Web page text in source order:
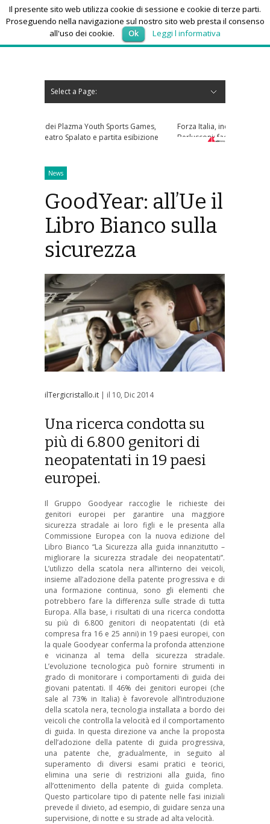
giovedì 6, Agosto 2026
Select a Page:
Games,
esibizione
Forza Italia, incontro tra Tajani e Marina
Berlusconi: faccia a faccia a fine mese
News
GoodYear: all’Ue il
Libro Bianco sulla
sicurezza
ilTergicristallo.it | il 10, Dic 2014
Una ricerca condotta su
più di 6.800 genitori di
neopatentati in 19 paesi
europei.
Il Gruppo Goodyear raccoglie le richieste dei
genitori europei per garantire una maggiore
sicurezza stradale ai loro figli e le presenta alla
Commissione Europea con la nuova edizione del
Libro Bianco “La Sicurezza alla guida innanzitutto –
migliorare la sicurezza stradale dei neopatentati”.
L’utilizzo della scatola nera all’interno dei veicoli,
insieme all’adozione della patente progressiva e di
una formazione continua, sono gli elementi che
potrebbero fare la differenza sulle strade di tutta
Europa. Alla base, i risultati di una ricerca condotta
su più di 6.800 genitori di neopatentati (di età
compresa fra 16 e 25 anni) in 19 paesi europei, con
la quale Goodyear conferma la profonda attenzione
e vicinanza al tema della sicurezza stradale.
L’evoluzione tecnologica può fornire strumenti in
grado di monitorare i comportamenti di guida dei
giovani patentati. Il 46% dei genitori europei (che
sale al 73% in Italia) è favorevole all’introduzione
della scatola nera, tecnologia installata a bordo dei
veicoli che controlla la velocità ed il comportamento
di guida. In questa direzione va anche la proposta
dell’adozione della patente di guida progressiva,
una patente che, gradualmente, in seguito al
superamento di diversi esami pratici e teorici,
elimina una serie di restrizioni alla guida, fino
all’ottenimento della patente di guida completa.
Questo particolare tipo di patente nelle fasi iniziali
prevede il divieto, ad esempio, di guidare senza una
supervisione, di notte e su strade ad alta velocità.
Il presente sito web utilizza cookie di sessione e cookie di terze parti.
Proseguendo nella navigazione sul nostro sito web presta il consenso
all'uso dei cookie.
Ok Leggi l informativa